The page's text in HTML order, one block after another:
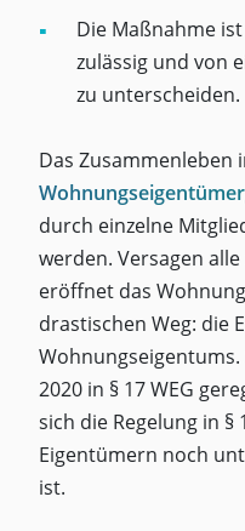
Die Maßnahme
zulässig und von
zu unterscheiden.
Das Zusammenleben
durch einzelne
werden. Versagen
eröffnet das
drastischen Weg: die
Wohnungseigentums.
2020 in § 17 WEG
sich die Regelung in §
Eigentümern noch
ist.